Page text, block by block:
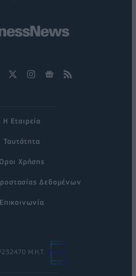
Η Εταιρεία
Ταυτότητα
Χρήσης
Δεδομένων
Επικοινωνία
Μ.Η.Τ.